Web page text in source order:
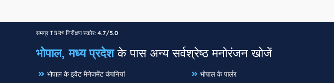
समग्र TBR® निरीक्षण स्कोर: 4.7/5.0
भोपाल, मध्य प्रदेशके पास अन्य सर्वश्रेष्ठ मनोरंजन खोजें
भोपाल के इवेंट मैनेजमेंट कंपनियां
भोपाल के पार्लर